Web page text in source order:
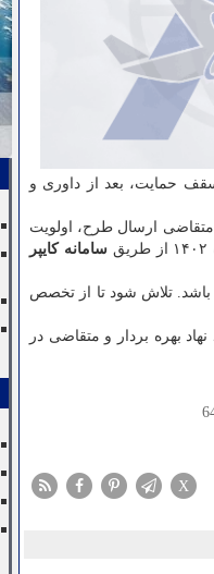
حمایت، بعد از داوری و
ارسال طرح، اولویت
سامانه کایپر
باشد. تلاش شود تا از تخصص
بهره بردار و متقاضی در
X